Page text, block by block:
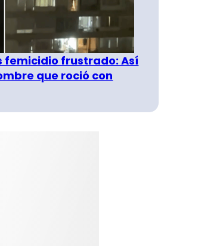
frustrado: Así
que roció con